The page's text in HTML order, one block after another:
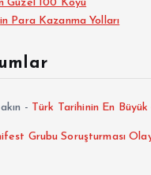
Güzel 100 Köyü
Para Kazanma Yolları
- Türk Tarihinin En
Grubu Soruşturması